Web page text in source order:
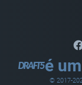
é
© 2017-